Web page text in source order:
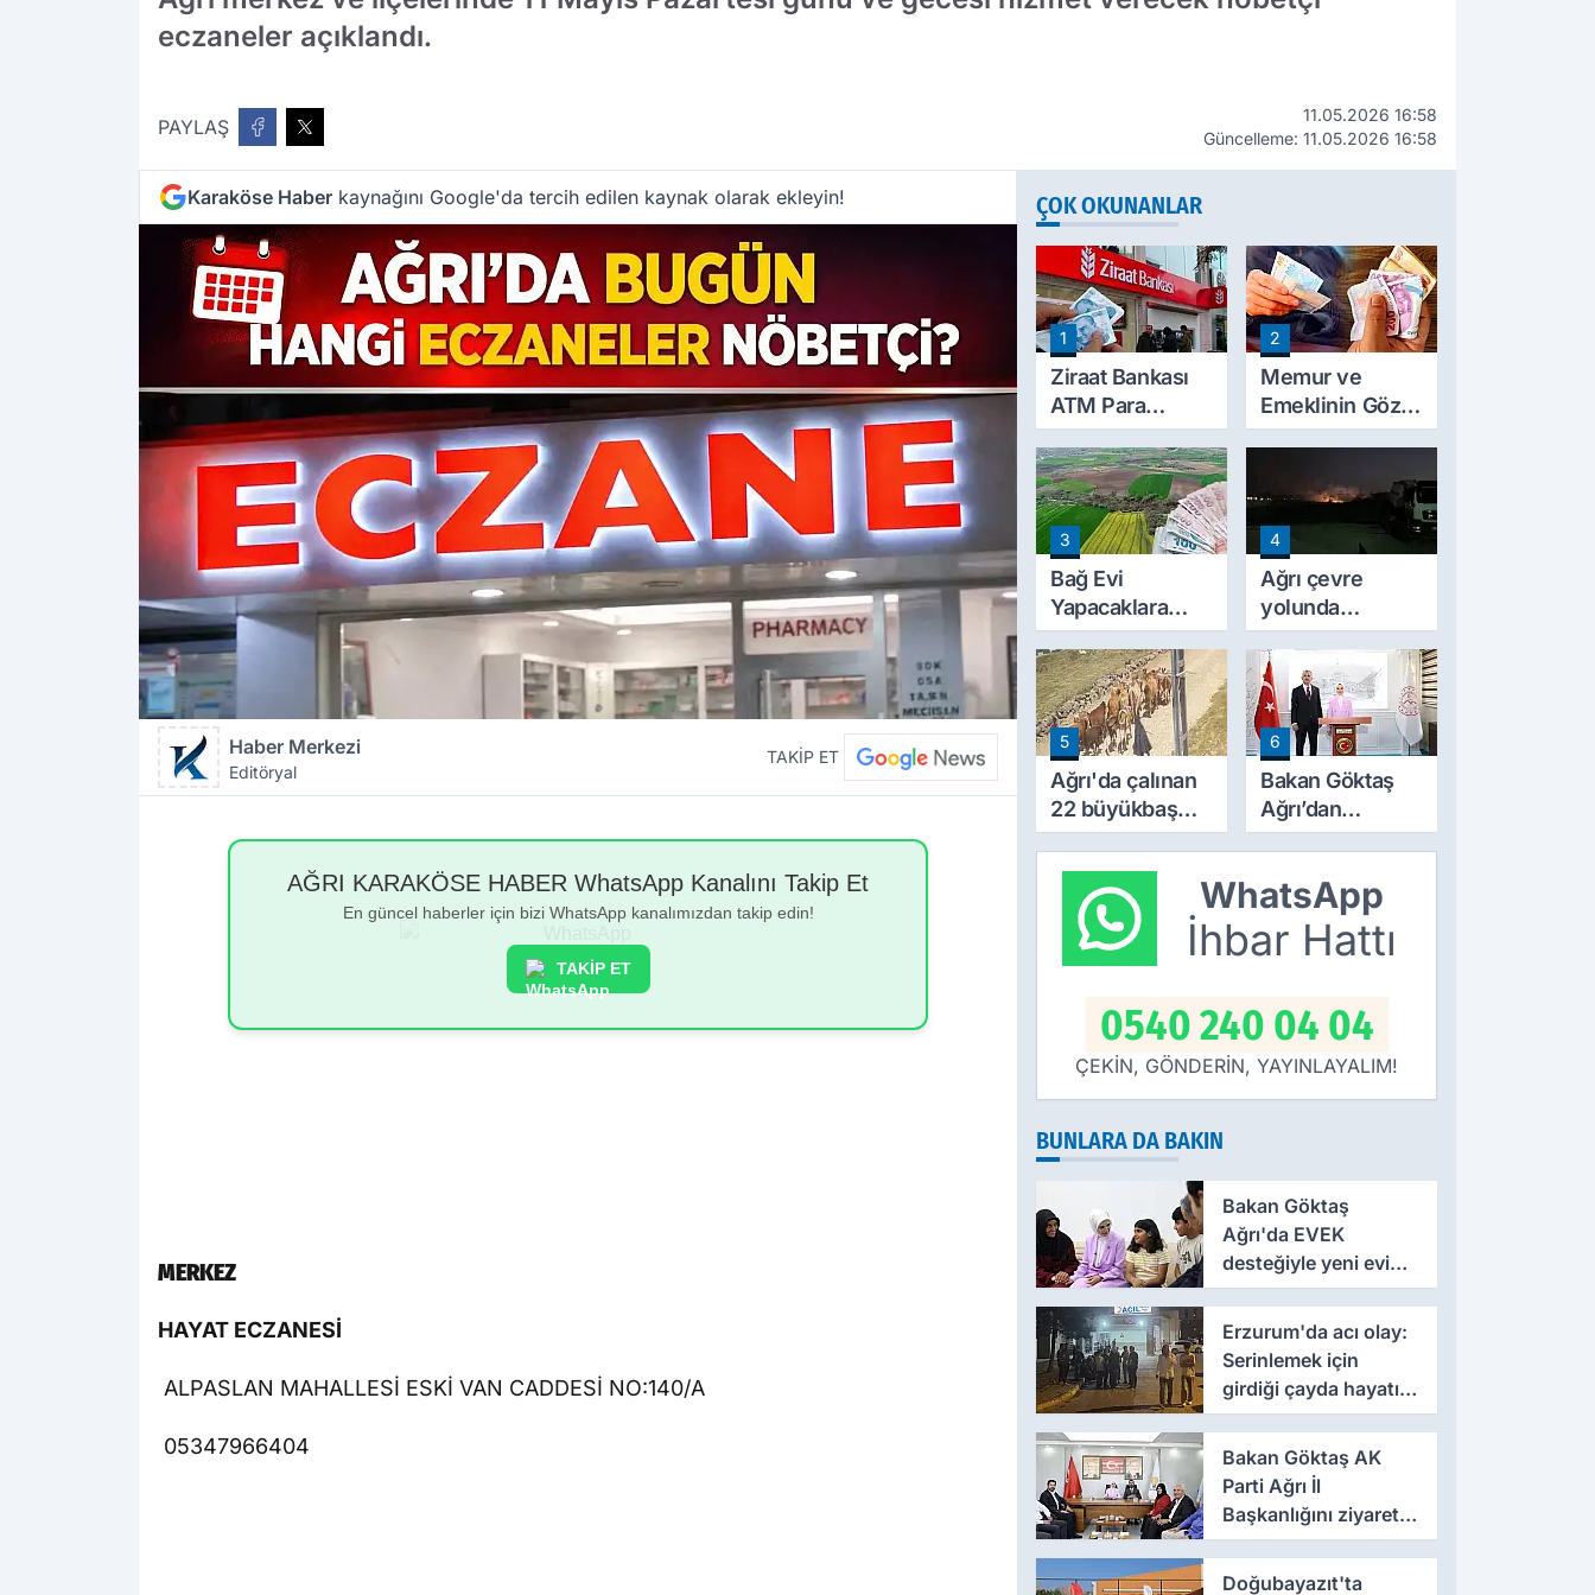
eczaneler açıklandı.
PAYLAŞ
11.05.2026 16:58
Güncelleme: 11.05.2026 16:58
Karaköse Haber kaynağını Google'da tercih edilen kaynak olarak ekleyin!
Haber Merkezi
Editöryal
TAKİP ET
AĞRI KARAKÖSE HABER WhatsApp Kanalını Takip Et
En güncel haberler için bizi WhatsApp kanalımızdan takip edin!
TAKİP ET
MERKEZ
HAYAT ECZANESİ
ALPASLAN MAHALLESİ ESKİ VAN CADDESİ NO:140/A
05347966404
ÇOK OKUNANLAR
1
Ziraat Bankası
ATM Para
Çekme Limitini
Artırdı: Günlük
Ücretsiz Limit
30 Bin TL Oldu
2
Memur ve
Emeklinin Gözü
Ocak
Hesaplamalar
Belli Olmaya
Başladı
3
Bağ Evi
Yapacaklara
Yeni Dönem:
Tarım
Arazilerinde
Yapılaşma
Şartları Değişti
4
Ağrı çevre
yolunda
korkutan
yangın! alevler
geceyi aydınlattı
5
Ağrı'da çalınan
22 büyükbaş
hayvandan 15’i
Doğubayazıt’ta
bulundu
6
Bakan Göktaş
Ağrı’dan
‘Terörsüz
verdi
WhatsApp
İhbar Hattı
0540 240 04 04
ÇEKİN, GÖNDERİN, YAYINLAYALIM!
BUNLARA DA BAKIN
Bakan Göktaş
Ağrı'da EVEK
desteğiyle yeni evine
kavuşan anneye
konuk oldu
Erzurum'da acı olay:
Serinlemek için
girdiği çayda hayatını
kaybetti
Bakan Göktaş AK
Parti Ağrı İl
Başkanlığını ziyaret
etti
Doğubayazıt'ta